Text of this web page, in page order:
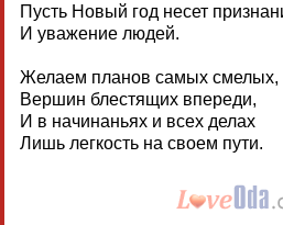
Пусть Новый год несет
И уважение людей.
Желаем планов самых смелых,
Вершин блестящих впереди,
И в начинаньях и всех делах
Лишь легкость на своем пути.